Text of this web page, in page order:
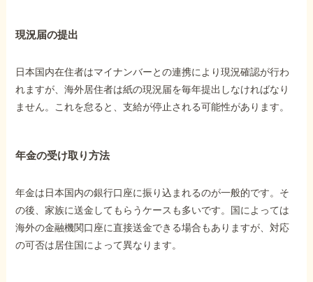
現況届の提出
日本国内在住者はマイナンバーとの連携により現況確認が行わ
れますが、海外居住者は紙の現況届を毎年提出しなければなり
ません。これを怠ると、支給が停止される可能性があります。
年金の受け取り方法
年金は日本国内の銀行口座に振り込まれるのが一般的です。そ
の後、家族に送金してもらうケースも多いです。国によっては
海外の金融機関口座に直接送金できる場合もありますが、対応
の可否は居住国によって異なります。